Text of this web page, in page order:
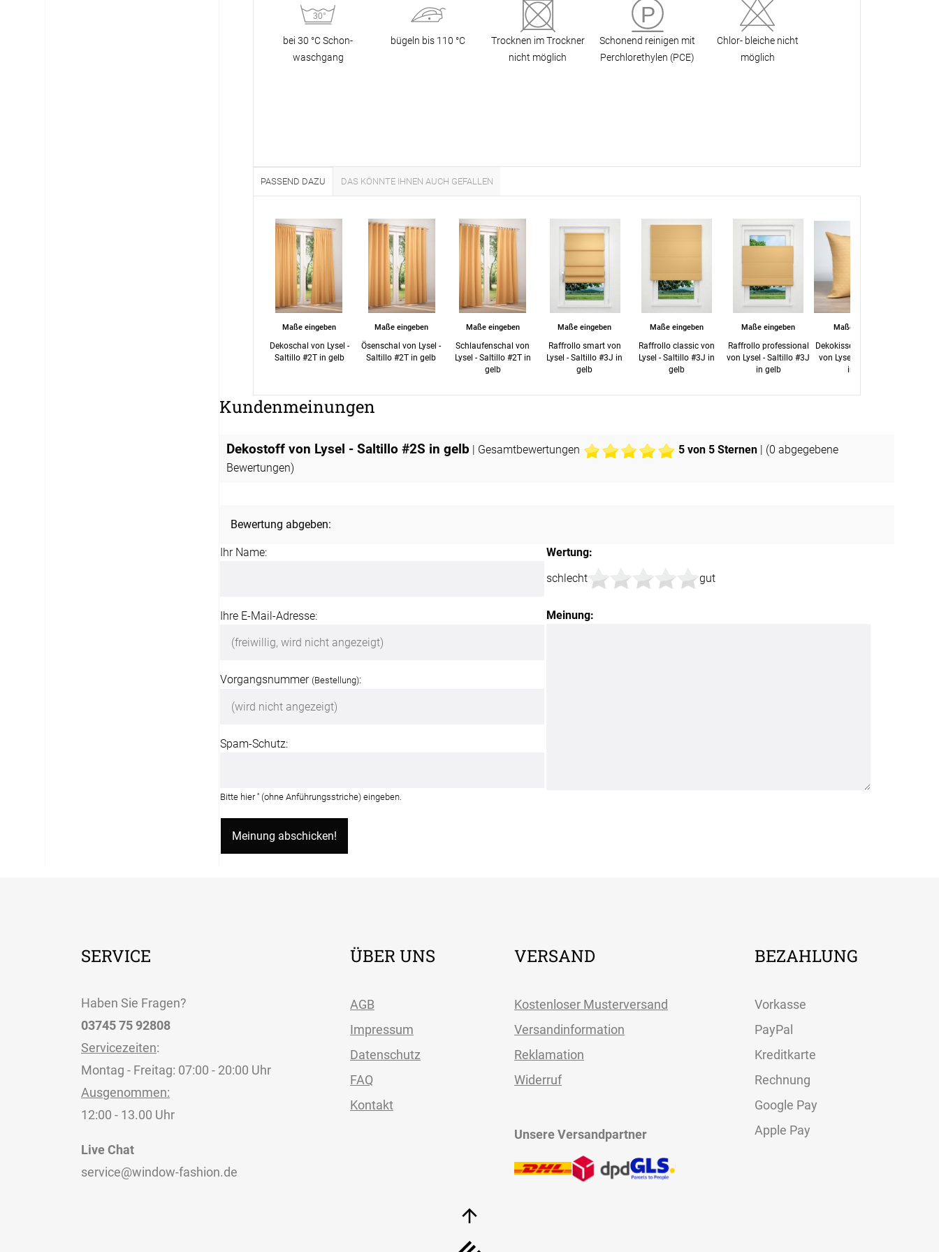
Unsere Versandpartner
bei 30 °C Schon­
waschgang
bügeln bis 110 °C
Trocknen im Trockner
nicht möglich
Schonend reinigen mit
Perchlor­ethylen (PCE)
Chlor- bleiche nicht
möglich
PASSEND DAZU DAS KÖNNTE IHNEN AUCH GEFALLEN
Maße eingeben
Dekoschal von Lysel -
Saltillo #2T in gelb
Maße eingeben
Ösenschal von Lysel -
Saltillo #2T in gelb
Maße eingeben
Schlaufenschal von
Lysel - Saltillo #2T in
gelb
Maße eingeben
Raffrollo smart von
Lysel - Saltillo #3J in
gelb
Maße eingeben
Raffrollo classic von
Lysel - Saltillo #3J in
gelb
Maße eingeben
Raffrollo professional
von Lysel - Saltillo #3J
in gelb
Maße eingeben
Dekokissen quadratisch
von Lysel - Saltillo #2T
in gelb
Kundenmeinungen
Dekostoff von Lysel - Saltillo #2S in gelb | Gesamtbewertungen 5von 5 Sternen | (0 abgegebene
Bewertungen)
Bewertung abgeben:
Wertung:
schlecht
gut
Meinung:
Ihr Name:
Ihre E-Mail-Adresse:
Vorgangsnummer (Bestellung):
Spam-Schutz:
Bitte hier '' (ohne Anführungsstriche) eingeben.
SERVICE
Haben Sie Fragen?
03745 75 92808
Servicezeiten:
Montag - Freitag: 07:00 - 20:00 Uhr
Ausgenommen:
12:00 - 13.00 Uhr
Live Chat
service@window-fashion.de
ÜBER UNS
AGB
Impressum
Datenschutz
FAQ
Kontakt
VERSAND
Kostenloser Musterversand
Versandinformation
Reklamation
Widerruf
Unsere Versandpartner
BEZAHLUNG
Vorkasse
PayPal
Kreditkarte
Rechnung
Google Pay
Apple Pay